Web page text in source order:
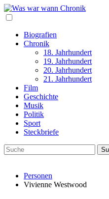
Biografien
Chronik
18. Jahrhundert
19. Jahrhundert
20. Jahrhundert
21. Jahrhundert
Film
Geschichte
Musik
Politik
Sport
Steckbriefe
Personen
Vivienne Westwood